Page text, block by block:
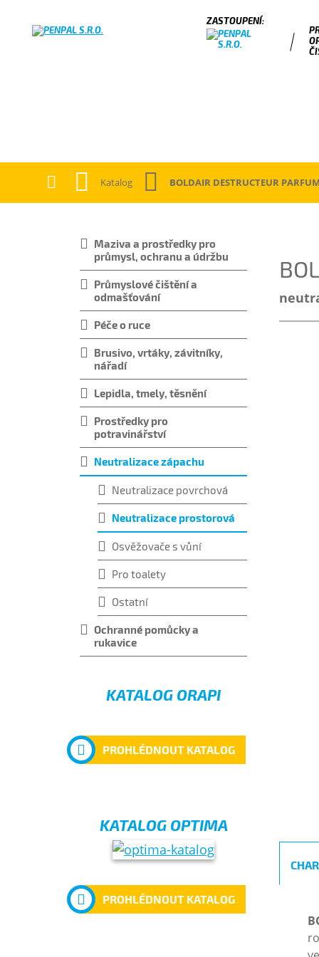
Katalog BOLDAIR DESTRUCTEUR
Maziva a prostředky pro
průmysl, ochranu a údržbu
Průmyslové čištění a
odmašťování
Péče o ruce
Brusivo, vrtáky, závitníky,
nářadí
Lepidla, tmely, těsnění
Prostředky pro
potravinářství
Neutralizace zápachu
Neutralizace povrchová
Neutralizace prostorová
Osvěžovače s vůní
Pro toalety
Ostatní
Ochranné pomůcky a
rukavice
KATALOG ORAPI
PROHLÉDNOUT KATALOG
KATALOG OPTIMA
PROHLÉDNOUT KATALOG